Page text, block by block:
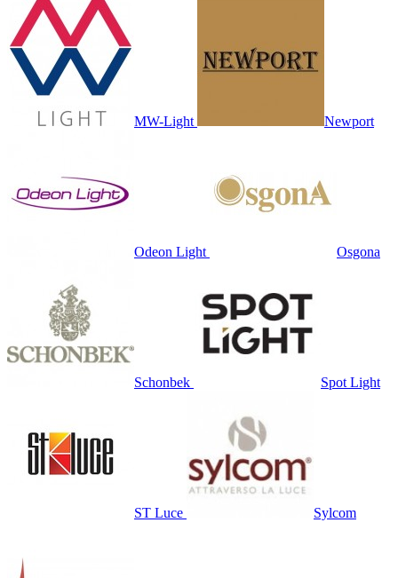
MW-Light Newport
Odeon Light Osgona
Schonbek Spot Light
ST Luce Sylcom